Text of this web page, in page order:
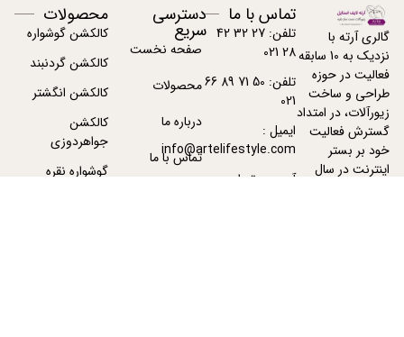
گالری آرته با
نزدیک به 10 سابقه
فعالیت در حوزه
طراحی و ساخت
زیورآلات، در امتداد
گسترش فعالیت
خود بر بستر
اینترنت در سال
تماس با ما
تلفن: 27 32 42
28 021
تلفن: 50 71 89 66
021
ایمیل :
info@artelifestyle.com
آدرس : تهران -
دسترسی
سریع
صفحه نخست
محصولات
درباره ما
تماس با ما
محصولات
کالکشن گوشواره
کالکشن گردنبند
کالکشن انگشتر
کالکشن
جواهردوزی
گوشواره نقره